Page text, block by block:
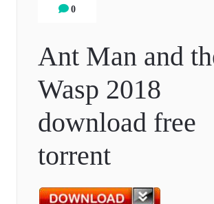
0
Ant Man and
Wasp 2018
download free
torrent